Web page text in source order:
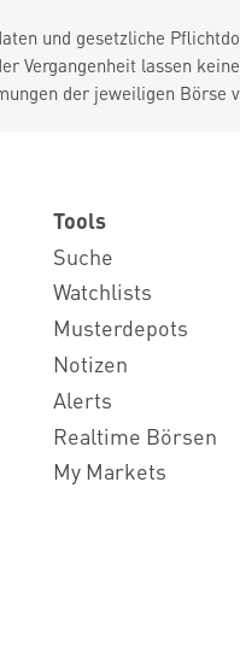
und gesetzliche
Vergangenheit lassen
der jeweiligen Börse
Tools
Suche
Watchlists
Musterdepots
Notizen
Alerts
Realtime Börsen
My Markets